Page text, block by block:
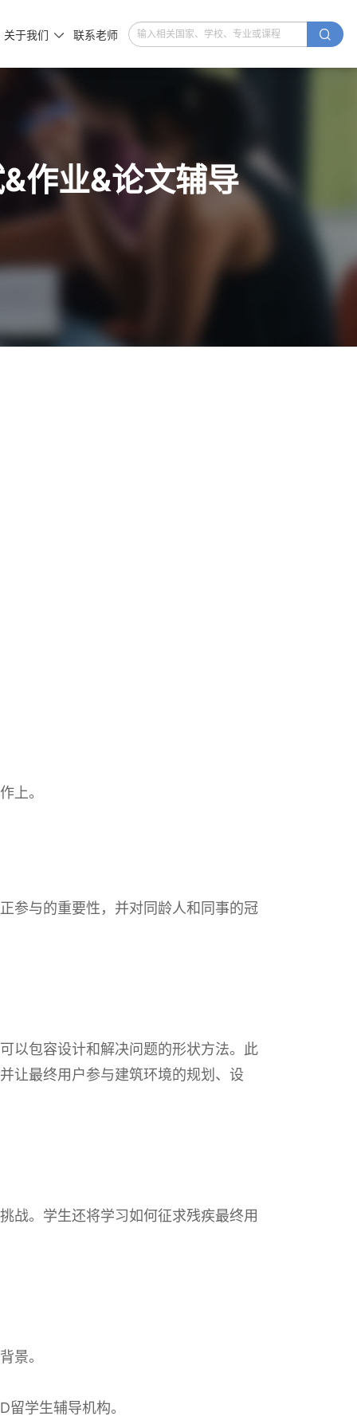
关于我们  联系老师 
作业&论文辅导
上。
参与的重要性，并对同龄人和同事的冠
以包容设计和解决问题的形状方法。此
让最终用户参与建筑环境的规划、设
战。学生还将学习如何征求残疾最终用
景。
学生辅导机构。